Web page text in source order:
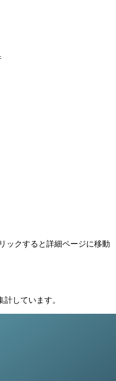
ックすると詳細ページに移動
しています。